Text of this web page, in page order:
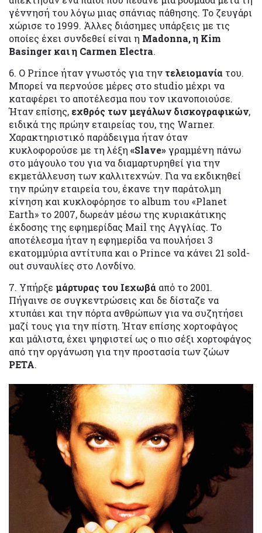
γέννησή του λόγω μιας σπάνιας πάθησης. Το ζευγάρι
χώρισε το 1999. Άλλες διάσημες υπάρξεις με τις
οποίες έχει συνδεθεί είναι η Madonna, η Kim
Basinger και η Carmen Electra.
6. O Prince ήταν γνωστός για την τελειομανία του.
Μπορεί να περνούσε μέρες στο studio μέχρι να
καταφέρει το αποτέλεσμα που τον ικανοποιούσε.
Ήταν επίσης, εχθρός των μεγάλων δισκογραφικών,
ειδικά της πρώην εταιρείας του, της Warner.
Χαρακτηριστικό παράδειγμα ήταν όταν
κυκλοφορούσε με τη λέξη «Slave»γραμμένη πάνω
στο μάγουλο του για να διαμαρτυρηθεί για την
εκμετάλλευση των καλλιτεχνών. Για να εκδικηθεί
την πρώην εταιρεία του, έκανε την παράτολμη
κίνηση και κυκλοφόρησε το album του «Planet
Earth» το 2007, δωρεάν μέσω της κυριακάτικης
έκδοσης της εφημερίδας Mail της Αγγλίας. Το
αποτέλεσμα ήταν η εφημερίδα να πουλήσει 3
εκατομμύρια αντίτυπα και ο Prince να κάνει 21 sold-
out συναυλίες στο Λονδίνο.
7. Υπήρξε μάρτυρας του Ιεχωβά από το 2001.
Πήγαινε σε συγκεντρώσεις και δε δίσταζε να
χτυπάει και την πόρτα ανθρώπων για να συζητήσει
μαζί τους για την πίστη. Ήταν επίσης χορτοφάγος
και μάλιστα, έχει ψηφιστεί ως ο πιο σέξι χορτοφάγος
από την οργάνωση για την προστασία των ζώων
PETA.